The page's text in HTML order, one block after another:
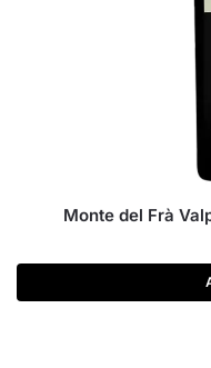
Monte del Frà